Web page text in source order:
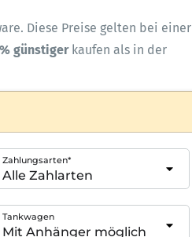
Diese Preise gelten bei einer
günstigerkaufen als in der
Zahlungsarten*
Tankwagen